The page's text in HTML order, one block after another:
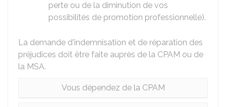
perte ou de la diminution de vos
possibilités de promotion professionnelle).
La demande d'indemnisation et de réparation des
préjudices doit être faite auprès de la CPAM ou de
la MSA.
Vous dépendez de la CPAM